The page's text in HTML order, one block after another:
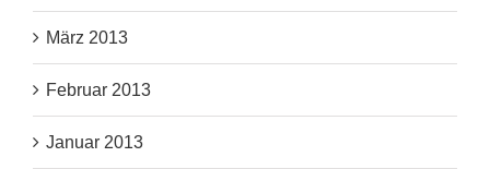
März 2013
Februar 2013
Januar 2013